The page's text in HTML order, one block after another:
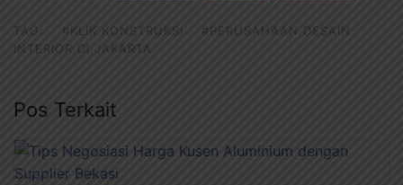
TAG: #KLIK KONSTRUKSI
#PERUSAHAAN DESAIN
INTERIOR DI JAKARTA
Pos Terkait